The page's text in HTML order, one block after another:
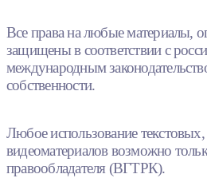
Все права на любые материалы,
защищены в соответствии с
международным
собственности.
Любое использование
видеоматериалов возможно
правообладателя (ВГТРК).